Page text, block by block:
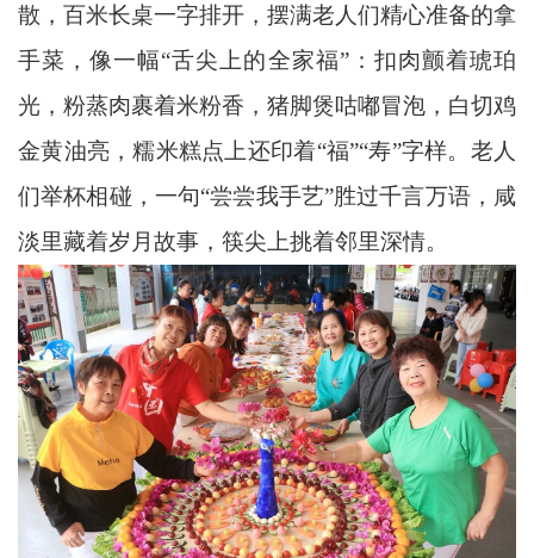
散，百米长桌一字排开，摆满老人们精心准备的拿
手菜，像一幅“舌尖上的全家福”：扣肉颤着琥珀
光，粉蒸肉裹着米粉香，猪脚煲咕嘟冒泡，白切鸡
金黄油亮，糯米糕点上还印着“福”“寿”字样。老人
们举杯相碰，一句“尝尝我手艺”胜过千言万语，咸
淡里藏着岁月故事，筷尖上挑着邻里深情。